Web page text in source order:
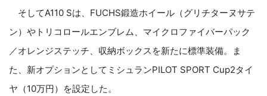
そしてA110 Sは、FUCHS鍛造ホイール（グリチターヌサテ
ン）やトリコロールエンブレム、マイクロファイバーパック
／オレンジステッチ、収納ボックスを新たに標準装備。ま
た、新オプションとしてミシュランPILOT SPORT Cup2タイ
ヤ（10万円）を設定した。